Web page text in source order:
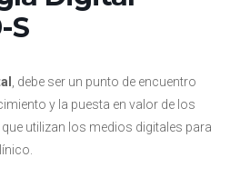
S
, debe ser un punto de encuentro
y la puesta en valor de los
utilizan los medios digitales para